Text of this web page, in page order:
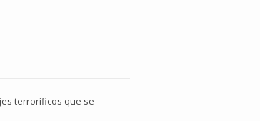
terroríficos que se